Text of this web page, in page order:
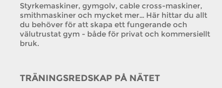
Styrkemaskiner, gymgolv, cable cross-maskiner,
smithmaskiner och mycket mer… Här hittar du allt
du behöver för att skapa ett fungerande och
välutrustat gym - både för privat och kommersiellt
bruk.
TRÄNINGSREDSKAP PÅ NÄTET